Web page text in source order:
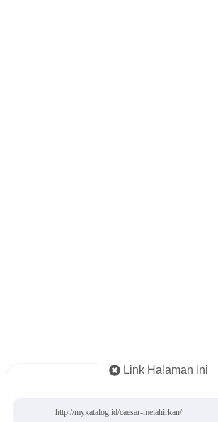
Link Halaman ini
http://mykatalog.id/caesar-melahirkan/